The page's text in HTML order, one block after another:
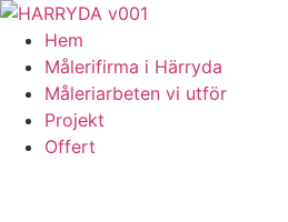
Skip
content
Hem
Målerifirma i Härryda
Måleriarbeten vi utför
Projekt
Offert